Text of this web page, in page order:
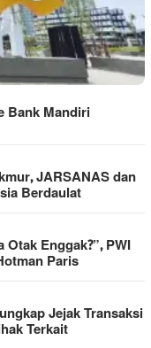
Bank Mandiri
JARSANAS dan
Berdaulat
Enggak?”, PWI
Paris
Jejak Transaksi
Terkait